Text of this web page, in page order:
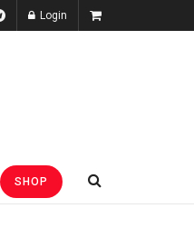
Login
SHOP